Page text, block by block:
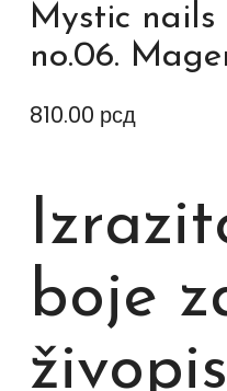
Mystic nails
no.06.
810.00 рсд
boje